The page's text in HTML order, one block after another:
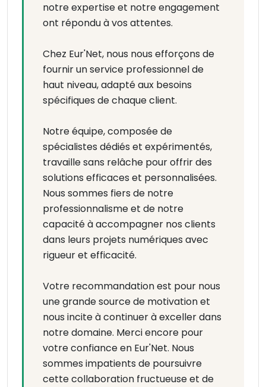
notre expertise et notre engagement
ont répondu à vos attentes.
Chez Eur'Net, nous nous efforçons de
fournir un service professionnel de
haut niveau, adapté aux besoins
spécifiques de chaque client.
Notre équipe, composée de
spécialistes dédiés et expérimentés,
travaille sans relâche pour offrir des
solutions efficaces et personnalisées.
Nous sommes fiers de notre
professionnalisme et de notre
capacité à accompagner nos clients
dans leurs projets numériques avec
rigueur et efficacité.
Votre recommandation est pour nous
une grande source de motivation et
nous incite à continuer à exceller dans
notre domaine. Merci encore pour
votre confiance en Eur'Net. Nous
sommes impatients de poursuivre
cette collaboration fructueuse et de